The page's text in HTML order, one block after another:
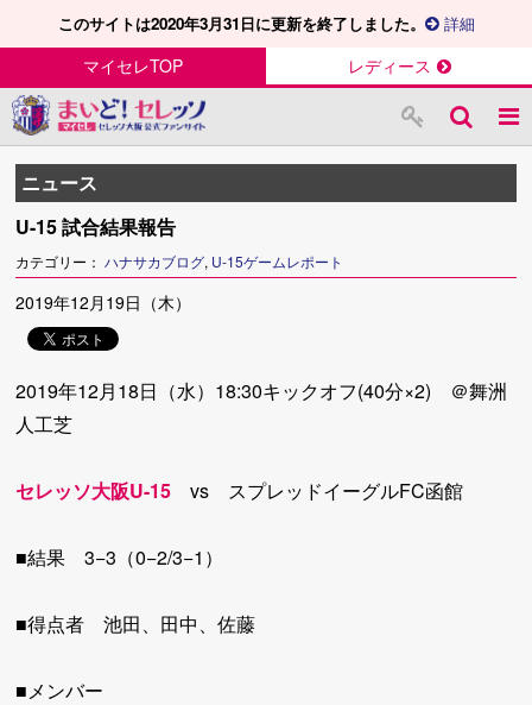
このサイトは2020年3月31日に更新を終了しました。 詳細
マイセレTOP レディース
ニュース
U-15 試合結果報告
カテゴリー：ハナサカブログ, U-15ゲームレポート
2019年12月19日（木）
2019年12月18日（水）18:30キックオフ(40分×2) ＠舞洲
人工芝
セレッソ大阪U-15 vs スプレッドイーグルFC函館
■結果 3−3（0−2/3−1）
■得点者 池田、田中、佐藤
■メンバー